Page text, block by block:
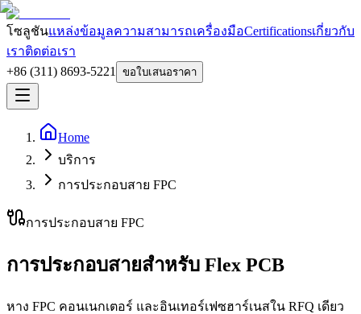
โซลูชันแหล่งข้อมูลความสามารถเครื่องมือCertificationsเกี่ยวกับ
เราติดต่อเรา
+86 (311) 8693-5221
ขอใบเสนอราคา
Home
บริการ
การประกอบสาย FPC
การประกอบสาย FPC
การประกอบสายสำหรับ Flex PCB
หาง FPC คอนเนกเตอร์ และอินเทอร์เฟซฮาร์เนสใน RFQ เดียว